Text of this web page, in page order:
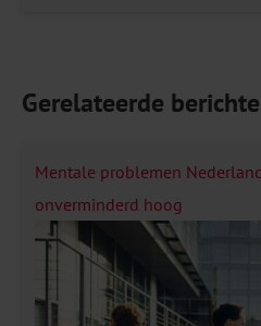
Gerelateerde
Mentale problemen
onverminderd hoog